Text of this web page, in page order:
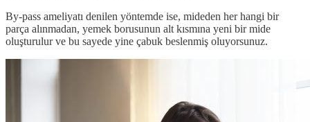
By-pass ameliyatı denilen yöntemde ise, mideden her hangi bir
parça alınmadan, yemek borusunun alt kısmına yeni bir mide
oluşturulur ve bu sayede yine çabuk beslenmiş oluyorsunuz.